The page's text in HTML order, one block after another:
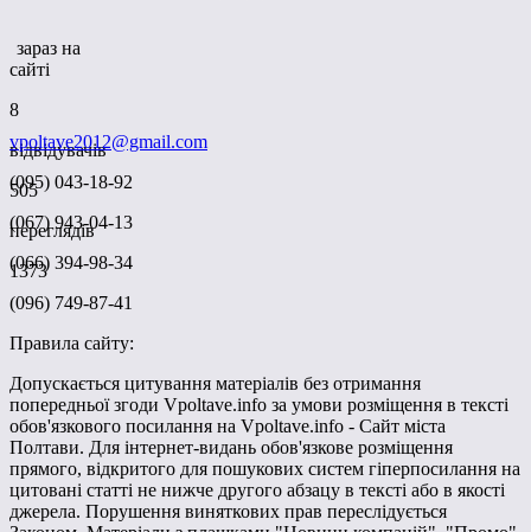
зараз на
сайті
8
відвідувачів
505
переглядів
1373
vpoltave2012@gmail.com
(095) 043-18-92
(067) 943-04-13
(066) 394-98-34
(096) 749-87-41
Правила сайту:
Допускається цитування матеріалів без отримання
попередньої згоди Vpoltave.info за умови розміщення в тексті
обов'язкового посилання на Vpoltave.info - Сайт міста
Полтави. Для інтернет-видань обов'язкове розміщення
прямого, відкритого для пошукових систем гіперпосилання на
цитовані статті не нижче другого абзацу в тексті або в якості
джерела. Порушення виняткових прав переслідується